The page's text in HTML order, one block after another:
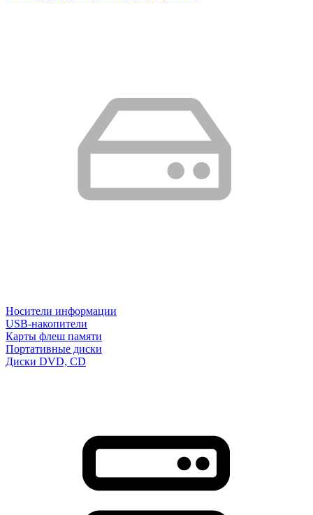
Носители информации
USB-накопители
Карты флеш памяти
Портативные диски
Диски DVD, CD